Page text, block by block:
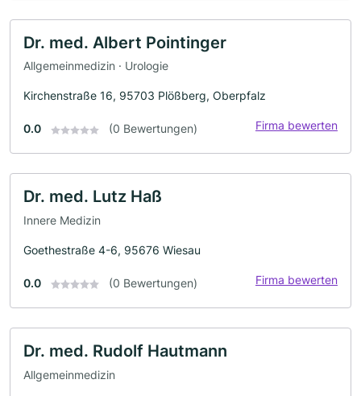
Dr. med. Albert Pointinger
Allgemeinmedizin · Urologie
Kirchenstraße 16, 95703 Plößberg, Oberpfalz
0.0 (0 Bewertungen) Firma bewerten
Dr. med. Lutz Haß
Innere Medizin
Goethestraße 4-6, 95676 Wiesau
0.0 (0 Bewertungen) Firma bewerten
Dr. med. Rudolf Hautmann
Allgemeinmedizin